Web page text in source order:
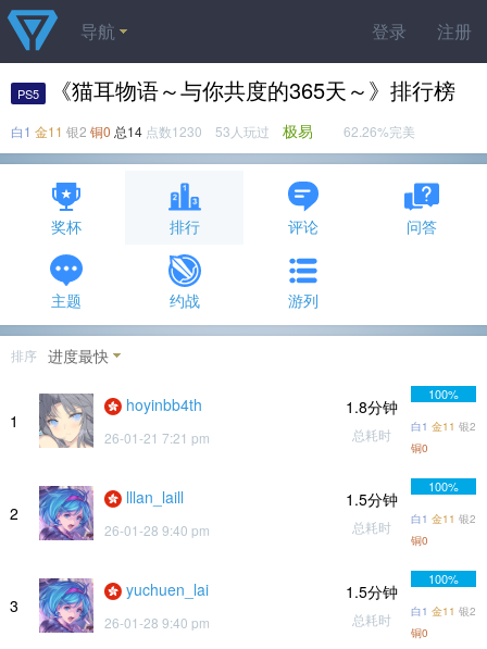
登录 注册
导航
PS5 《猫耳物语～与你共度的365天～》排行榜
白1 金11 银2 铜0 总14 点数1230 53人玩过 极易 62.26%完美
奖杯 排行 评论 问答
主题 约战 游列
排序 进度最快
1
hoyinbb4th
26-01-21 7:21 pm
1.8分钟
总耗时
100%
白1 金11 银2
铜0
2
lllan_laill
26-01-28 9:40 pm
1.5分钟
总耗时
100%
白1 金11 银2
铜0
3
yuchuen_lai
26-01-28 9:40 pm
1.5分钟
总耗时
100%
白1 金11 银2
铜0